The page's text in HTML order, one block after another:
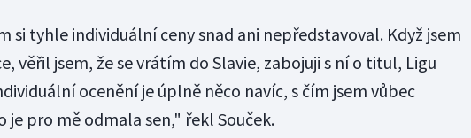
si tyhle individuální ceny snad ani nepředstavoval. Když jsem
věřil jsem, že se vrátím do Slavie, zabojuji s ní o titul, Ligu
ocenění je úplně něco navíc, s čím jsem vůbec
je pro mě odmala sen," řekl Souček.